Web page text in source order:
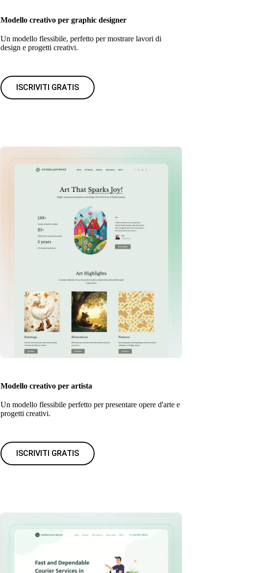
Modello creativo per graphic designer
Un modello flessibile, perfetto per mostrare lavori di
design e progetti creativi.
ISCRIVITI GRATIS
Modello creativo per artista
Un modello flessibile perfetto per presentare opere d'arte e
progetti creativi.
ISCRIVITI GRATIS